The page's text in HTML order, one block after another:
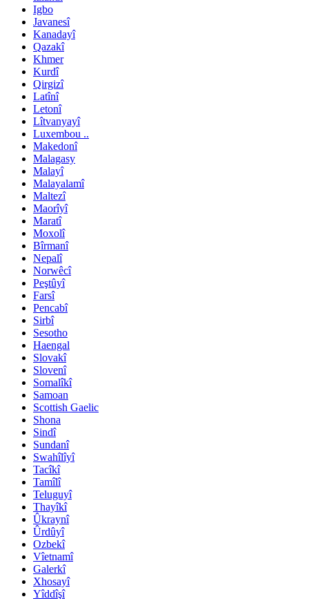
Igbo
Javanesî
Kanadayî
Qazakî
Khmer
Kurdî
Qirgizî
Latînî
Letonî
Lîtvanyayî
Luxembou ..
Makedonî
Malagasy
Malayî
Malayalamî
Maltezî
Maorîyî
Maratî
Moxolî
Bîrmanî
Nepalî
Norwêcî
Peştûyî
Farsî
Pencabî
Sirbî
Sesotho
Haengal
Slovakî
Slovenî
Somalîkî
Samoan
Scottish Gaelic
Shona
Sindî
Sundanî
Swahîlîyî
Tacîkî
Tamîlî
Teluguyî
Thayîkî
Ûkraynî
Ûrdûyî
Ozbekî
Vîetnamî
Galerkî
Xhosayî
Yîddîşî